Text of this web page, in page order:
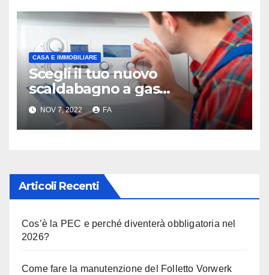
CASA E IMMOBILIARE
Scegli il tuo nuovo
scaldabagno a gas
comodamente da casa
NOV 7, 2022 FA
Articoli Recenti
Cos’è la PEC e perché diventerà obbligatoria nel
2026?
Come fare la manutenzione del Folletto Vorwerk